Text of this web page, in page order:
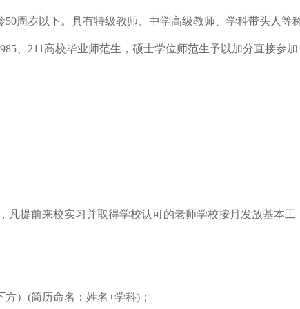
周岁以下。具有特级教师、中学高级教师、学科带头人等
、211高校毕业师范生，硕士学位师范生予以加分直接参加
凡提前来校实习并取得学校认可的老师学校按月发放基本工
）(简历命名：姓名+学科)；